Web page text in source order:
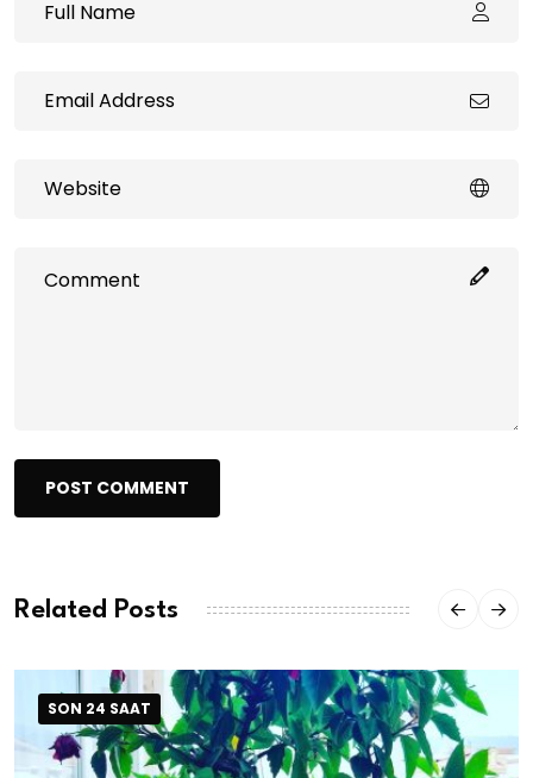
POST COMMENT
Related Posts
SON 24 SAAT